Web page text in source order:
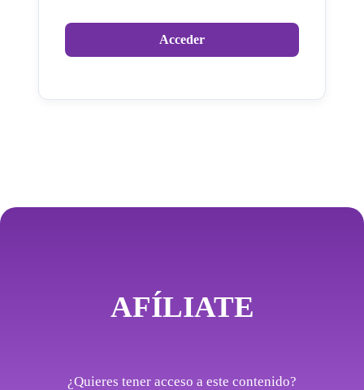
AFÍLIATE
¿Quieres tener acceso a este contenido?